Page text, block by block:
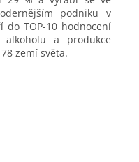
podniku v
do TOP-10 hodnocení
alkoholu a produkce
zemí světa.